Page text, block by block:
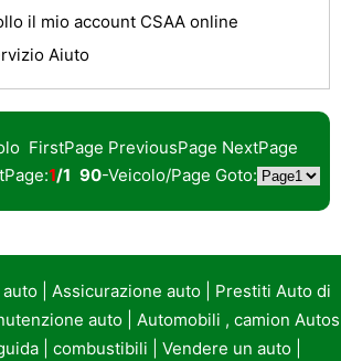
il mio account CSAA online
Aiuto
FirstPage PreviousPage NextPage
1/1 90-Veicolo/Page Goto:
Assicurazione auto
Prestiti Auto di
auto
Automobili , camion Autos
| combustibili Vendere un auto|